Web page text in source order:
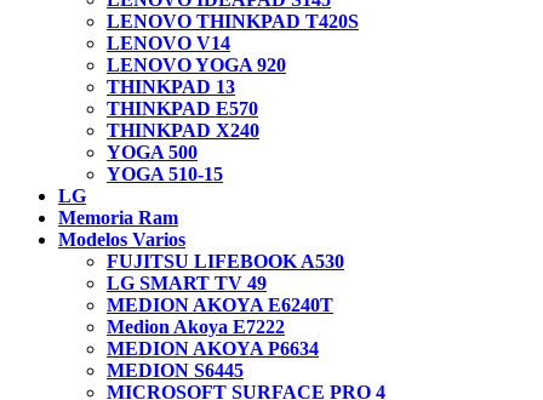
LENOVO THINKPAD T420S
LENOVO V14
LENOVO YOGA 920
THINKPAD 13
THINKPAD E570
THINKPAD X240
YOGA 500
YOGA 510-15
LG
Memoria Ram
Modelos Varios
FUJITSU LIFEBOOK A530
LG SMART TV 49
MEDION AKOYA E6240T
Medion Akoya E7222
MEDION AKOYA P6634
MEDION S6445
MICROSOFT SURFACE PRO 4